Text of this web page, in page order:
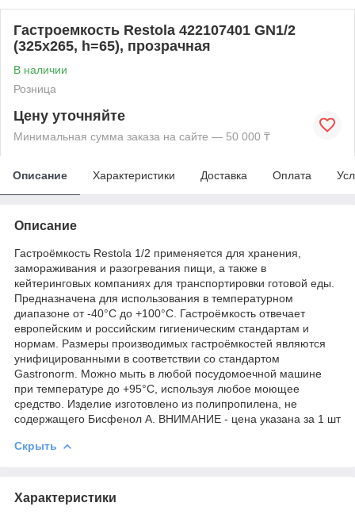
Гастроемкость Restola 422107401 GN1/2
(325x265, h=65), прозрачная
В наличии
Розница
Цену уточняйте
Минимальная сумма заказа на сайте — 50 000 ₸
Описание Характеристики Доставка Оплата
Описание
Гастроёмкость Restola 1/2 применяется для хранения,
замораживания и разогревания пищи, а также в
кейтеринговых компаниях для транспортировки готовой еды.
Предназначена для использования в температурном
диапазоне от -40°С до +100°С. Гастроёмкость отвечает
европейским и российским гигиеническим стандартам и
нормам. Размеры производимых гастроёмкостей являются
унифицированными в соответствии со стандартом
Gastronorm. Можно мыть в любой посудомоечной машине
при температуре до +95°С, используя любое моющее
средство. Изделие изготовлено из полипропилена, не
содержащего Бисфенол А. ВНИМАНИЕ - цена указана за 1 шт
Скрыть
Характеристики